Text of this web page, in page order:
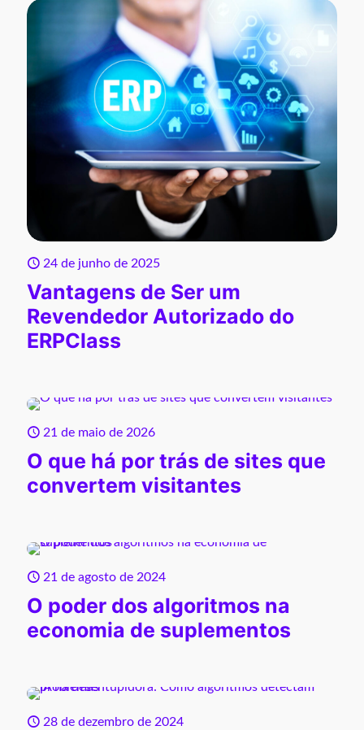
24 de junho de 2025
Vantagens de Ser um
Revendedor Autorizado do
ERPClass
21 de maio de 2026
O que há por trás de sites que
convertem visitantes
21 de agosto de 2024
O poder dos algoritmos na
economia de suplementos
28 de dezembro de 2024